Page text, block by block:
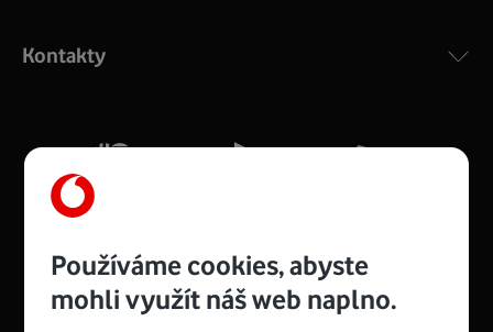
silný signál pro celou domácnost. Kompaktní rozměry 21
Více o COMPAL CH7465VF
Kontakty
Používáme cookies, abyste
mohli využít náš web naplno.